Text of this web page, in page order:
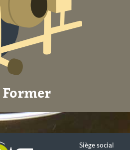
Former
Siège social